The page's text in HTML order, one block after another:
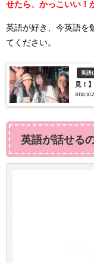
せたら、かっこいい！
英語が好き、今英語を
てください。
英語
見！
英語が話せる